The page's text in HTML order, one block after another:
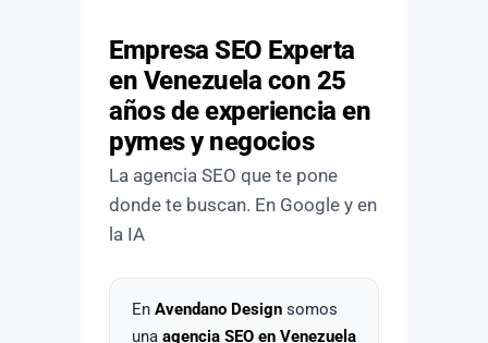
Empresa SEO Experta
en Venezuela con 25
años de experiencia en
pymes y negocios
La agencia SEO que te pone
donde te buscan. En Google y en
la IA
En Avendano Design somos
una agencia SEO en Venezuela